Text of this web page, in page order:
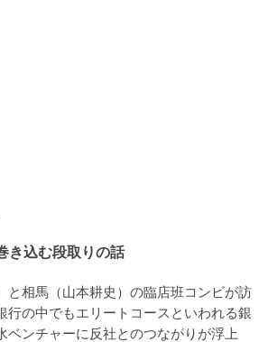
き込む段取りの話
相馬（山本耕史）の臨店班コンビが訪
行の中でもエリートコースといわれる銀
ベンチャーに反社とのつながりが浮上